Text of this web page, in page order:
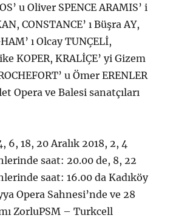
u Oliver SPENCE ARAMIS’ i
CONSTANCE’ ı Büşra AY,
ı Olcay TUNÇELİ,
KOPER, KRALİÇE’ yi Gizem
u Ömer ERENLER
Opera ve Balesi sanatçıları
6, 18, 20 Aralık 2018, 2, 4
saat: 20.00 de, 8, 22
saat: 16.00 da Kadıköy
Opera Sahnesi’nde ve 28
ZorluPSM – Turkcell